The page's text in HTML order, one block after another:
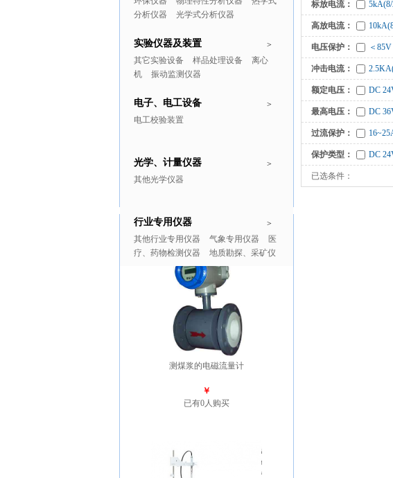
分析仪器
光学式分析仪器
>
实验仪器及装置
其它实验设备 样品处理设备
离心
机
振动监测仪器
>
电子、电工设备
电工校验装置
>
光学、计量仪器
其他光学仪器
>
行业专用仪器
其他行业专用仪器 气象专用仪器
医
疗、药物检测仪器
地质勘探、采矿仪
推广商品 更多>>
测煤浆的电磁流量计
￥
已有0人购买
标放电流：
高放电流：
电压保护： ＜
冲击电流：
额定电压： DC
最高电压： DC
过流保护：
保护类型： DC
已选条件：